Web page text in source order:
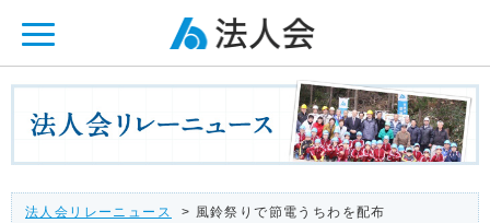
法人会リレーニュース > 風鈴祭りで節電うちわを配布